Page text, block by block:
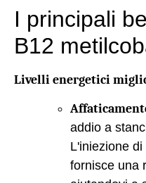
I principali
B12
Livelli energetici
addio a
L'iniezione
fornisce una